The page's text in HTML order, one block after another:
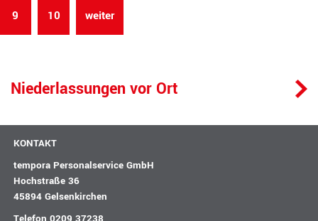
9 10 weiter
Niederlassungen vor Ort
KONTAKT
tempora Personalservice GmbH
Hochstraße 36
45894 Gelsenkirchen